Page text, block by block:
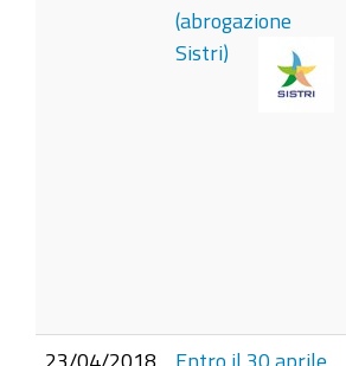
(abrogazione
Sistri)
23/04/2018
Entro il 30 aprile